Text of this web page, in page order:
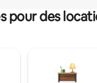
pour des